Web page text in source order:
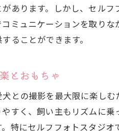
あります。しかし、セル
ミュニケーションを取り
ることができます。
とおもちゃ
との撮影を最大限に楽し
すく、飼い主もリズムに
特にセルフフォトスタジ